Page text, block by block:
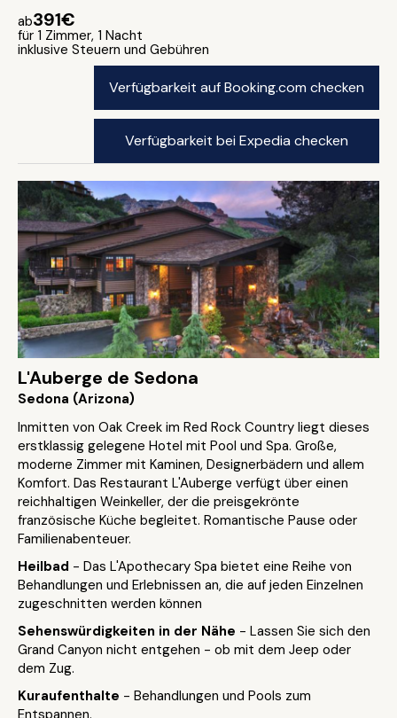
ab391€
für 1 Zimmer, 1 Nacht
inklusive Steuern und Gebühren
Verfügbarkeit auf Booking.com checken
Verfügbarkeit bei Expedia checken
L'Auberge de Sedona
Sedona (Arizona)
Inmitten von Oak Creek im Red Rock Country liegt dieses
erstklassig gelegene Hotel mit Pool und Spa. Große,
moderne Zimmer mit Kaminen, Designerbädern und allem
Komfort. Das Restaurant L'Auberge verfügt über einen
reichhaltigen Weinkeller, der die preisgekrönte
französische Küche begleitet. Romantische Pause oder
Familienabenteuer.
Heilbad - Das L'Apothecary Spa bietet eine Reihe von
Behandlungen und Erlebnissen an, die auf jeden Einzelnen
zugeschnitten werden können
Sehenswürdigkeiten in der Nähe - Lassen Sie sich den
Grand Canyon nicht entgehen - ob mit dem Jeep oder
dem Zug.
Kuraufenthalte - Behandlungen und Pools zum
Entspannen.